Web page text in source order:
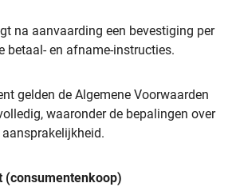
na aanvaarding een bevestiging per
betaal- en afname-instructies.
gelden de Algemene Voorwaarden
waaronder de bepalingen over
(consumentenkoop)